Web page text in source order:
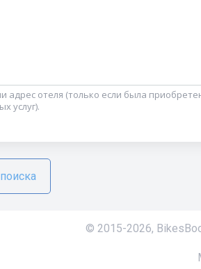
адрес отеля (только если была
услуг).
© 2015-2026,